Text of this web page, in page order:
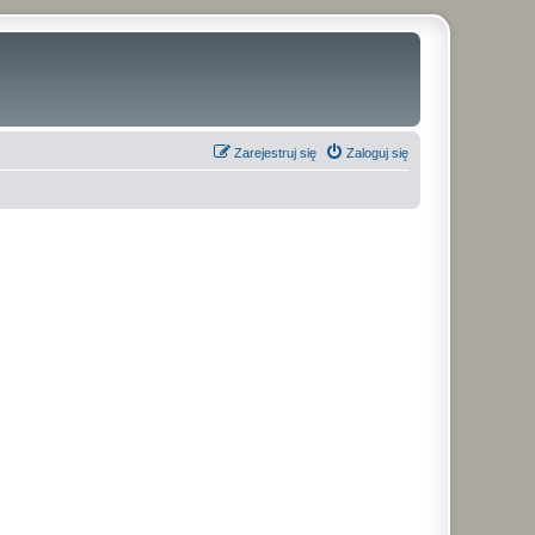
Zaloguj się
Zarejestruj się